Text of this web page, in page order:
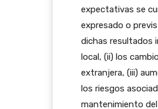
expectativas se
expresado o
dichas resultados
local, (ii) los
extranjera, (iii)
los riesgos
mantenimiento